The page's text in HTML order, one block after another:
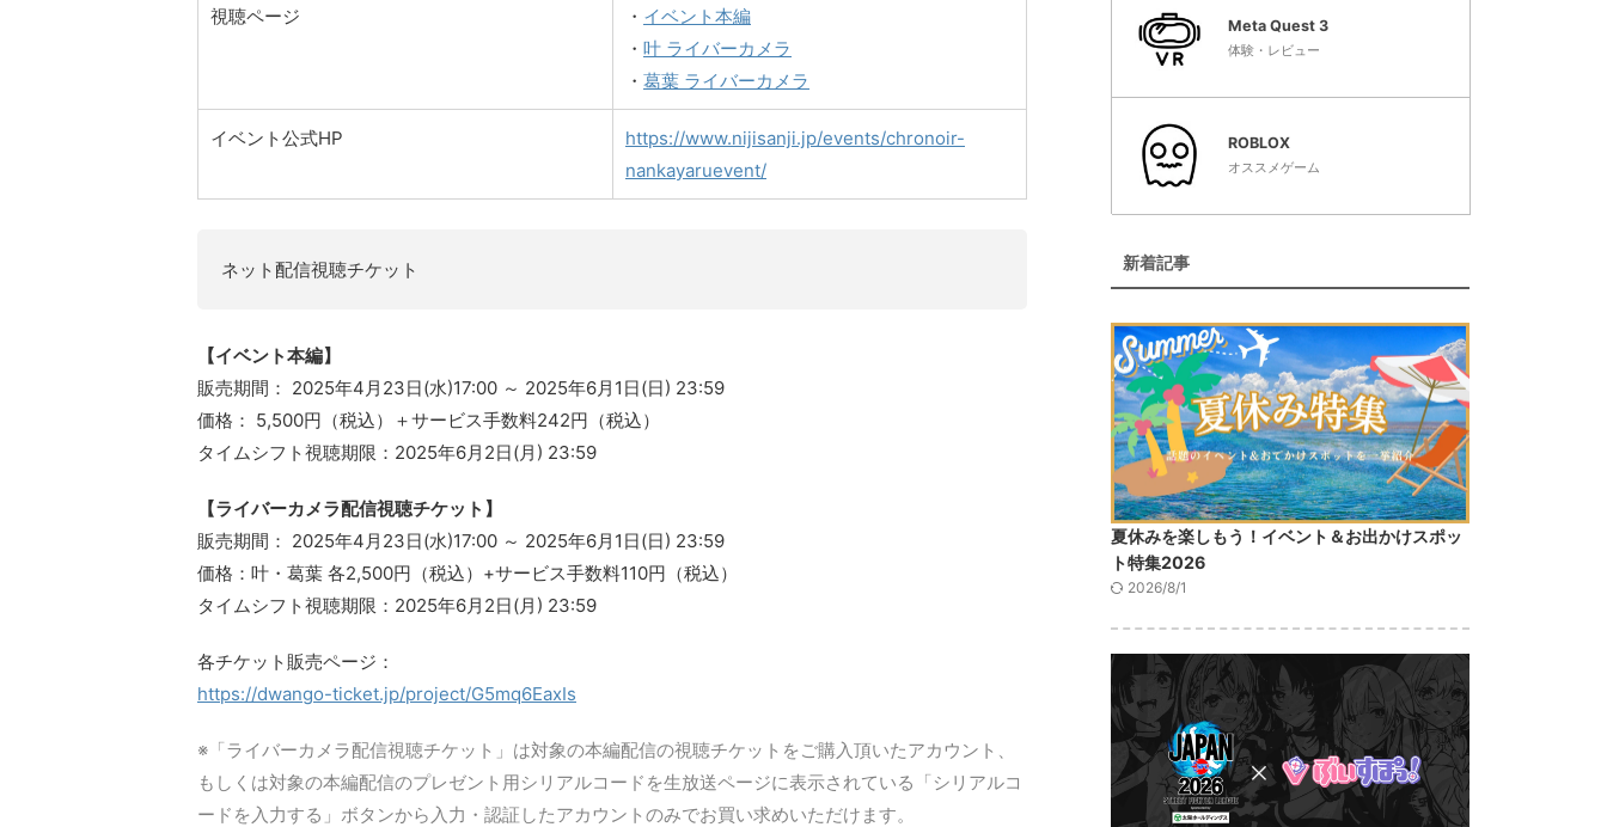
視聴ページ ・ イベント本編
・ 叶 ライバーカメラ
・ 葛葉 ライバーカメラ
イベント公式HP
https://www.nijisanji.jp/events/chronoir-
nankayaruevent/
ネット配信視聴チケット
【イベント本編】
販売期間： 2025年4月23日(水)17:00 ～ 2025年6月1日(日) 23:59
価格： 5,500円（税込）＋サービス手数料242円（税込）
タイムシフト視聴期限：2025年6月2日(月) 23:59
【ライバーカメラ配信視聴チケット】
販売期間： 2025年4月23日(水)17:00 ～ 2025年6月1日(日) 23:59
価格：叶・葛葉 各2,500円（税込）+サービス手数料110円（税込）
タイムシフト視聴期限：2025年6月2日(月) 23:59
各チケット販売ページ：
https://dwango-ticket.jp/project/G5mq6EaxIs
※「ライバーカメラ配信視聴チケット」は対象の本編配信の視聴チケットをご購入頂いたアカウント、
もしくは対象の本編配信のプレゼント用シリアルコードを生放送ページに表示されている「シリアルコ
ードを入力する」ボタンから入力・認証したアカウントのみでお買い求めいただけます。
Meta Quest 3
体験・レビュー
ROBLOX
オススメゲーム
新着記事
夏休みを楽しもう！イベント＆お出かけスポッ
ト特集2026
2026/8/1